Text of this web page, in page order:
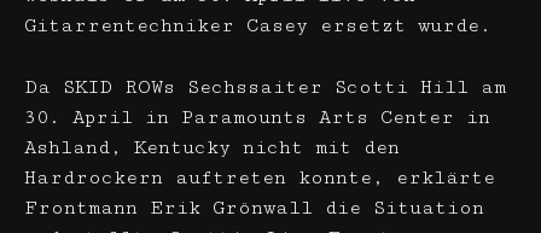
Gitarrentechniker Casey ersetzt wurde.
Da SKID ROWs Sechssaiter Scotti Hill am
30. April in Paramounts Arts Center in
Ashland, Kentucky nicht mit den
Hardrockern auftreten konnte, erklärte
Frontmann Erik Grönwall die Situation